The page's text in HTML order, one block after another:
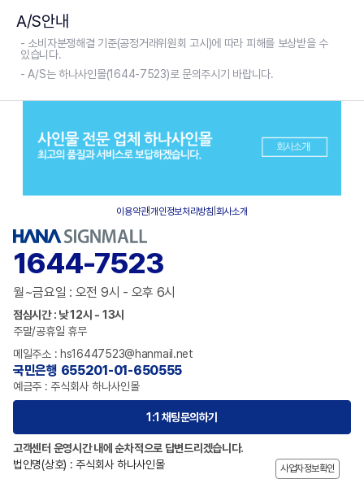
A/S안내
- 소비자분쟁해결 기준(공정거래위원회 고시)에 따라 피해를 보상받을 수
있습니다.
- A/S는 하나사인몰(1644-7523)로 문의주시기 바랍니다.
이용약관|개인정보처리방침 회사소개
1644-7523
월~금요일 : 오전 9시 - 오후 6시
점심시간 : 낮 12시 - 13시
주말/공휴일 휴무
메일주소 : hs16447523@hanmail.net
국민은행 655201-01-650555
예금주 : 주식회사 하나사인몰
1:1 채팅문의하기
고객센터 운영시간 내에 순차적으로 답변드리겠습니다.
법인명(상호) : 주식회사 하나사인몰
사업자정보확인